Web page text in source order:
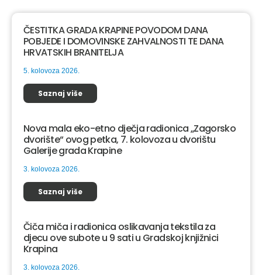
ČESTITKA GRADA KRAPINE POVODOM DANA
POBJEDE I DOMOVINSKE ZAHVALNOSTI TE DANA
HRVATSKIH BRANITELJA
5. kolovoza 2026.
Saznaj više
Nova mala eko-etno dječja radionica „Zagorsko
dvorište“ ovog petka, 7. kolovoza u dvorištu
Galerije grada Krapine
3. kolovoza 2026.
Saznaj više
Čiča miča i radionica oslikavanja tekstila za
djecu ove subote u 9 sati u Gradskoj knjižnici
Krapina
3. kolovoza 2026.